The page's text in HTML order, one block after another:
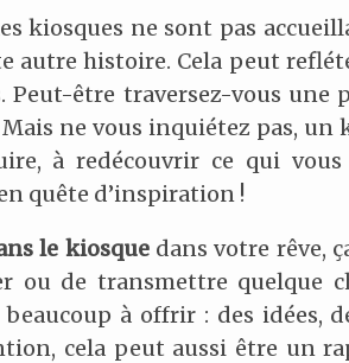
kiosques ne sont pas
autre histoire. Cela peut
Peut-être traversez-vous
ne vous inquiétez pas, un
à redécouvrir ce qui
quête d’inspiration !
le kiosquedans votre rêve,
ou de transmettre quelque
à offrir : des idées,
cela peut aussi être un